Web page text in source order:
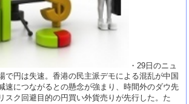
・29日のニュ
で円は失速。香港の民主派デモによる混乱が中国
速につながるとの懸念が強まり、時間外のダウ先
スク回避目的の円買い外貨売りが先行した。た